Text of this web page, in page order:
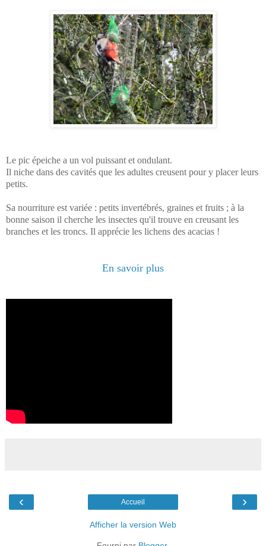
Le pic épeiche a un vol puissant et ondulant.
Il niche dans des cavités que les adultes creusent pour y placer leurs
petits.
Sa nourriture est variée : petits invertébrés, graines et fruits ; à la
bonne saison il cherche les insectes qu'il trouve en creusant les
branches et les troncs. Il apprécie les lichens des acacias !
En savoir plus
‹ ›
Accueil
Afficher la version Web